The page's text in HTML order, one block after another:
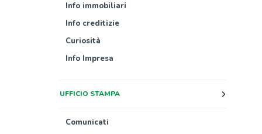
Info immobiliari
Info creditizie
Curiosità
Info Impresa
UFFICIO STAMPA
Comunicati